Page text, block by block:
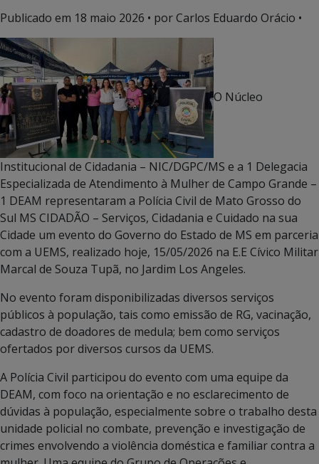
Publicado em 18 maio 2026 • por Carlos Eduardo Orácio •
O Núcleo
Institucional de Cidadania – NIC/DGPC/MS e a 1 Delegacia
Especializada de Atendimento à Mulher de Campo Grande –
1 DEAM representaram a Polícia Civil de Mato Grosso do
Sul MS CIDADÃO – Serviços, Cidadania e Cuidado na sua
Cidade um evento do Governo do Estado de MS em parceria
com a UEMS, realizado hoje, 15/05/2026 na E.E Cívico Militar
Marcal de Souza Tupã, no Jardim Los Angeles.
No evento foram disponibilizadas diversos serviços
públicos à população, tais como emissão de RG, vacinação,
cadastro de doadores de medula; bem como serviços
ofertados por diversos cursos da UEMS.
A Polícia Civil participou do evento com uma equipe da
DEAM, com foco na orientação e no esclarecimento de
dúvidas à população, especialmente sobre o trabalho desta
unidade policial no combate, prevenção e investigação de
crimes envolvendo a violência doméstica e familiar contra a